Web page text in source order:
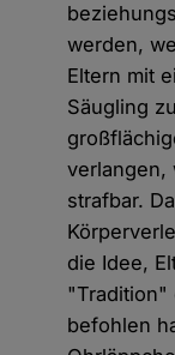
werden,
Eltern mit
Säugling
verlangen,
strafbar.
die Idee,
"Tradition"
befohlen